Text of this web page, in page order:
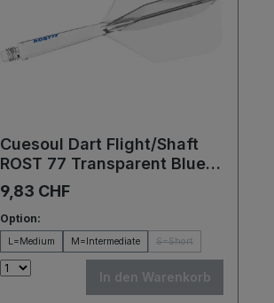
Cuesoul Dart Flight/Shaft
ROST 77 Transparent Blue
Logo Big Wing Flights
9,83 CHF
Option:
L=Medium M=Intermediate S=Short
In den Warenkorb